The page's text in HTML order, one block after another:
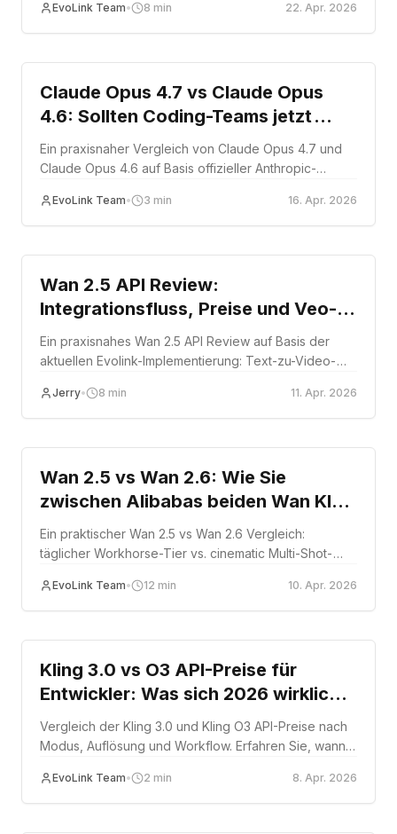
produktionsreifem Bildmodell.
EvoLink Team• 8 min 22. Apr. 2026
Comparison
Claude Opus 4.7 vs Claude Opus
4.6: Sollten Coding-Teams jetzt
migrieren?
Ein praxisnaher Vergleich von Claude Opus 4.7 und
Claude Opus 4.6 auf Basis offizieller Anthropic-
EvoLink Team• 3 min 16. Apr. 2026
Comparison
Wan 2.5 API Review:
Integrationsfluss, Preise und Veo-3-
Vergleich
Ein praxisnahes Wan 2.5 API Review auf Basis der
aktuellen Evolink-Implementierung: Text-zu-Video-
Integrationshinweise und wann Wan 2.5 weiterhin die
bessere Wahl gegenüber schwereren Videomodellen
Jerry• 8 min 11. Apr. 2026
Comparison
Wan 2.5 vs Wan 2.6: Wie Sie
zwischen Alibabas beiden Wan KI-
Video-Generatoren wählen
Ein praktischer Wan 2.5 vs Wan 2.6 Vergleich:
täglicher Workhorse-Tier vs. cinematic Multi-Shot-
Entscheidungsbaum für die Wahl der richtigen Wan
API für Ihren Workload.
EvoLink Team• 12 min 10. Apr. 2026
Comparison
Kling 3.0 vs O3 API-Preise für
Entwickler: Was sich 2026 wirklich
ändert
Vergleich der Kling 3.0 und Kling O3 API-Preise nach
Modus, Auflösung und Workflow. Erfahren Sie, wann
wie Sie genauer budgetieren.
EvoLink Team• 2 min 8. Apr. 2026
Comparison